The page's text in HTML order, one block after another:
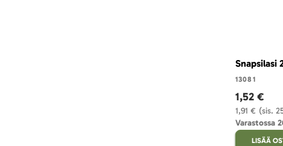
Snapsilasi
13081
(sis.
1,91 €
1,52 €
Varastossa
LISÄÄ